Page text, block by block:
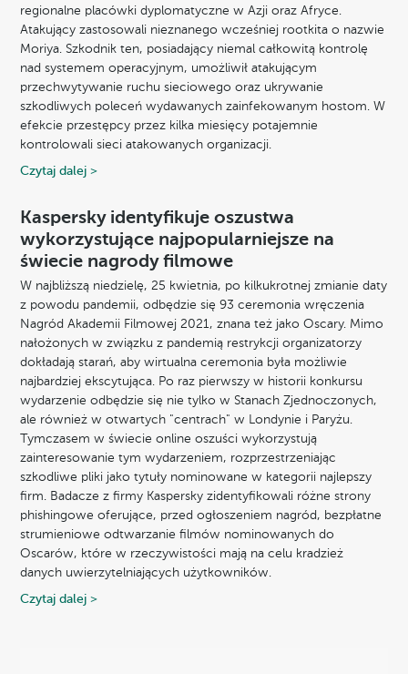
regionalne placówki dyplomatyczne w Azji oraz Afryce.
Atakujący zastosowali nieznanego wcześniej rootkita o nazwie
Moriya. Szkodnik ten, posiadający niemal całkowitą kontrolę
nad systemem operacyjnym, umożliwił atakującym
przechwytywanie ruchu sieciowego oraz ukrywanie
szkodliwych poleceń wydawanych zainfekowanym hostom. W
efekcie przestępcy przez kilka miesięcy potajemnie
kontrolowali sieci atakowanych organizacji.
Czytaj dalej >
Kaspersky identyfikuje oszustwa
wykorzystujące najpopularniejsze na
świecie nagrody filmowe
W najbliższą niedzielę, 25 kwietnia, po kilkukrotnej zmianie daty
z powodu pandemii, odbędzie się 93 ceremonia wręczenia
Nagród Akademii Filmowej 2021, znana też jako Oscary. Mimo
nałożonych w związku z pandemią restrykcji organizatorzy
dokładają starań, aby wirtualna ceremonia była możliwie
najbardziej ekscytująca. Po raz pierwszy w historii konkursu
wydarzenie odbędzie się nie tylko w Stanach Zjednoczonych,
ale również w otwartych "centrach" w Londynie i Paryżu.
Tymczasem w świecie online oszuści wykorzystują
zainteresowanie tym wydarzeniem, rozprzestrzeniając
szkodliwe pliki jako tytuły nominowane w kategorii najlepszy
firm. Badacze z firmy Kaspersky zidentyfikowali różne strony
phishingowe oferujące, przed ogłoszeniem nagród, bezpłatne
strumieniowe odtwarzanie filmów nominowanych do
Oscarów, które w rzeczywistości mają na celu kradzież
danych uwierzytelniających użytkowników.
Czytaj dalej >